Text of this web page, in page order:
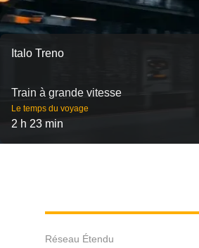
Italo Treno
Train à grande vitesse
Le temps du voyage
2 h 23 min
Réseau Étendu